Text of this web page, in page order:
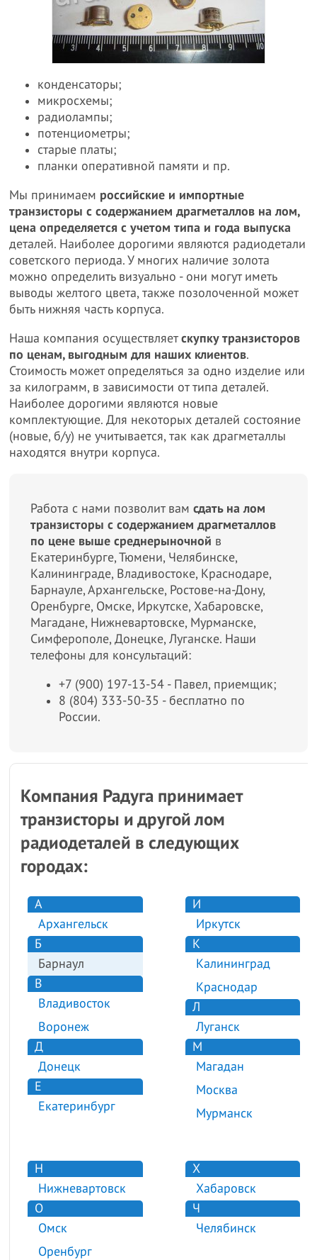
конденсаторы;
микросхемы;
радиолампы;
потенциометры;
старые платы;
планки оперативной памяти и пр.
Мы принимаем российские и импортные
транзисторы с содержанием драгметаллов на лом,
цена определяется с учетом типа и года выпуска
деталей. Наиболее дорогими являются радиодетали
советского периода. У многих наличие золота
можно определить визуально - они могут иметь
выводы желтого цвета, также позолоченной может
быть нижняя часть корпуса.
Наша компания осуществляетскупку транзисторов
по ценам, выгодным для наших клиентов.
Стоимость может определяться за одно изделие или
за килограмм, в зависимости от типа деталей.
Наиболее дорогими являются новые
комплектующие. Для некоторых деталей состояние
(новые, б/у) не учитывается, так как драгметаллы
находятся внутри корпуса.
Работа с нами позволит вамсдать на лом
транзисторы с содержанием драгметаллов
по цене выше среднерыночной в
Екатеринбурге, Тюмени, Челябинске,
Калининграде, Владивостоке, Краснодаре,
Барнауле, Архангельске, Ростове-на-Дону,
Оренбурге, Омске, Иркутске, Хабаровске,
Магадане, Нижневартовске, Мурманске,
Симферополе, Донецке, Луганске. Наши
телефоны для консультаций:
+7 (900) 197-13-54 - Павел, приемщик;
8 (804) 333-50-35 - бесплатно по
России.
Компания Радуга принимает
транзисторы и другой лом
радиодеталей в следующих
городах:
А
Архангельск
Б
Барнаул
В
Владивосток
Воронеж
Д
Донецк
Е
Екатеринбург
И
Иркутск
К
Калининград
Краснодар
Л
Луганск
М
Магадан
Москва
Мурманск
Н
Нижневартовск
О
Омск
Оренбург
Х
Хабаровск
Ч
Челябинск